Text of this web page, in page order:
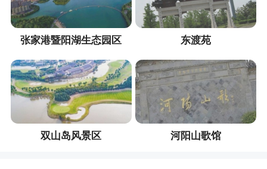
张家港暨阳湖生态园区 东渡苑
双山岛风景区 河阳山歌馆